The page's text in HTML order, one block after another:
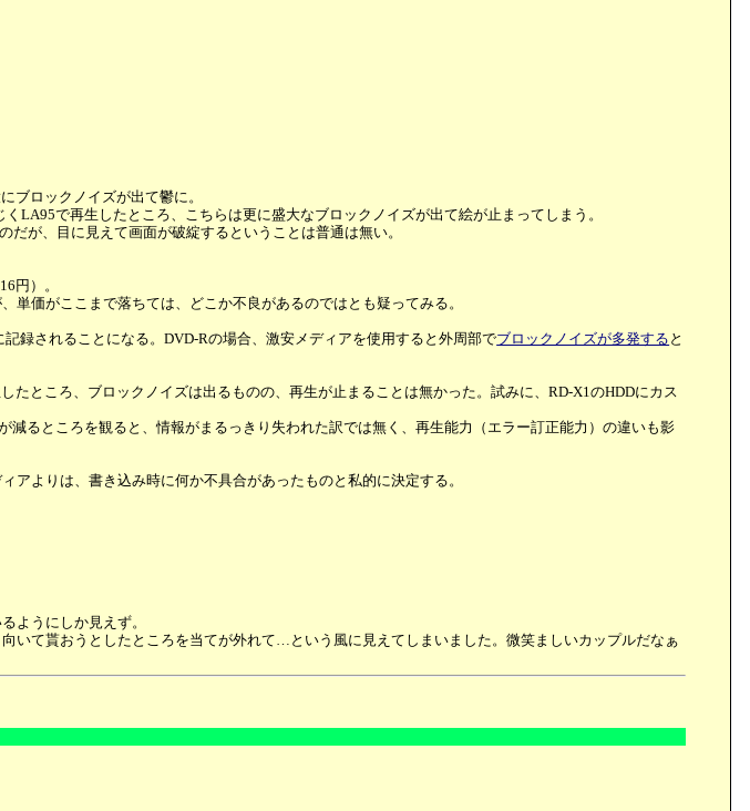
ブロックノイズが出て鬱に。
で再生したところ、こちらは更に盛大なブロックノイズが出て絵が止まってしまう。
が、目に見えて画面が破綻するということは普通は無い。
円）。
価がここまで落ちては、どこか不良があるのではとも疑ってみる。
録されることになる。DVD-Rの場合、激安メディアを使用すると外周部でブロックノイズが多発する と
ところ、ブロックノイズは出るものの、再生が止まることは無かった。試みに、RD-X1のHDDにカス
るところを観ると、情報がまるっきり失われた訳では無く、再生能力（エラー訂正能力）の違いも影
よりは、書き込み時に何か不具合があったものと私的に決定する。
ようにしか見えず。
て貰おうとしたところを当てが外れて…という風に見えてしまいました。微笑ましいカップルだなぁ